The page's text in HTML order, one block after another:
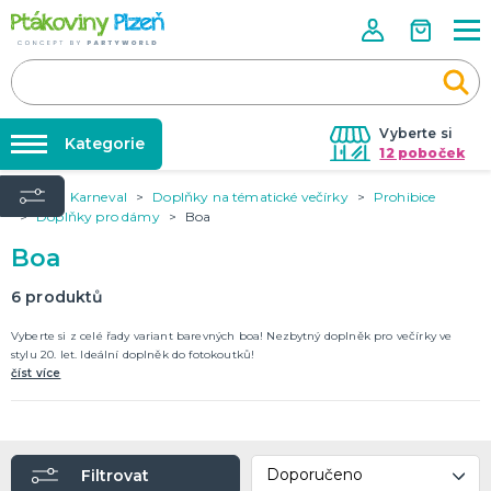
Vyberte si
12 poboček
Půjčovna kostýmů
Prodejny
Rozvoz
Párty Blog
Kariéra
Kontakt
Kategorie
KOSTÝMY, MASKY, DOPLŇKY
Karneval
KARNEVALOVÉ KOSTÝMY
Balónky latexové
Úvod Karneval Doplňky na tématické večírky
Prohibice
Doplňky pro dámy
Boa
Boa
6 produktů
Vyberte si z celé řady variant barevných boa! Nezbytný doplněk pro večírky ve
stylu 20. let. Ideální doplněk do fotokoutků!
číst více
Filtrovat